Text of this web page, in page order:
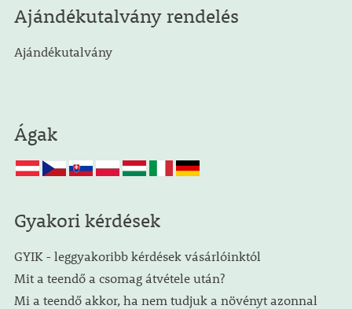
Ajándékutalvány rendelés
Ajándékutalvány
Ágak
Gyakori kérdések
GYIK - leggyakoribb kérdések vásárlóinktól
Mit a teendő a csomag átvétele után?
Mi a teendő akkor, ha nem tudjuk a növényt azonnal